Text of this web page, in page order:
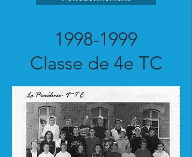
1998-1999
Classe de 4e TC